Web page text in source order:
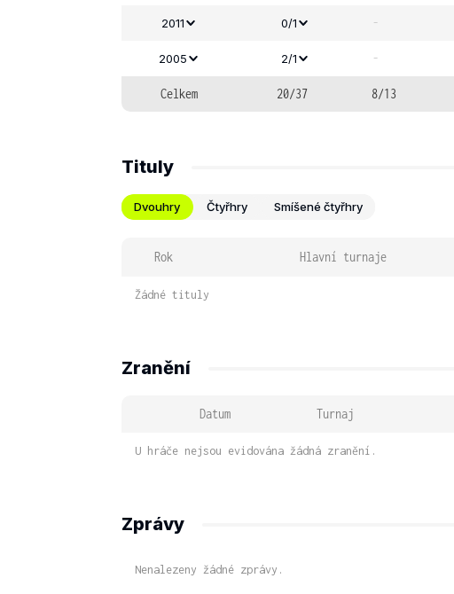
2011 0/1 -
2005 2/1 -
Celkem 20/37 8/13
Tituly
Dvouhry Čtyřhry Smíšené čtyřhry
Rok Hlavní turnaje
Žádné tituly
Zranění
Datum Turnaj
U hráče nejsou evidována žádná zranění.
Zprávy
Nenalezeny žádné zprávy.